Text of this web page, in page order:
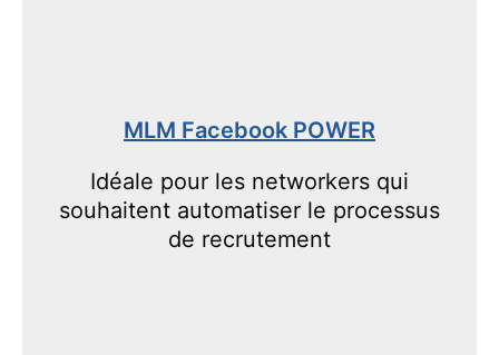
MLM Facebook POWER
Idéale pour les networkers qui
souhaitent automatiser le processus
de recrutement